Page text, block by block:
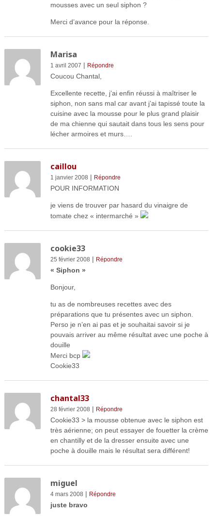
mousses avec un seul siphon ?
Merci d’avance pour la réponse.
Marisa
1 avril 2007 | Répondre
Coucou Chantal,
Excellente recette, j’ai enfin réussi à maîtriser le
siphon, non sans mal car avant j’ai tapissé toute la
cuisine avec la mousse pour le plus grand plaisir
de ma chienne qui sautait dans tous les sens pour
lécher armoires et murs….
caillou
1 janvier 2008 | Répondre
POUR INFORMATION
je viens de trouver par hasard du vinaigre de
tomate chez « intermarché »
cookie33
25 février 2008 | Répondre
« Siphon »
Bonjour,
tu as de nombreuses recettes avec des
préparations que tu présentes avec un siphon.
Perso je n’en ai pas et je souhaitai savoir si je
pouvais arriver au même résultat avec une poche à
douille
Merci bcp
Cookie33
chantal33
28 février 2008 | Répondre
Cookie33 > la mousse obtenue avec le siphon est
très aérienne; on peut essayer de fouetter la crème
en chantilly et de la dresser ensuite avec une
poche à douille mais le résultat sera différent!
miguel
4 mars 2008 | Répondre
juste bravo